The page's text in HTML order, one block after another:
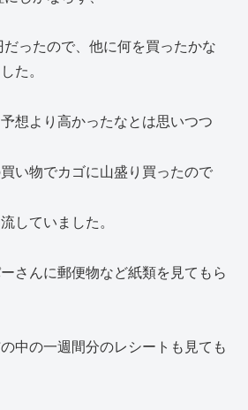
ったので、他に何を買ったかな
た。
想より高かったなとは思いつつ
い物でカゴに山盛り買ったので
していました。
さんに郵便物など紙類を見てもら
中の一週間分のレシートも見ても